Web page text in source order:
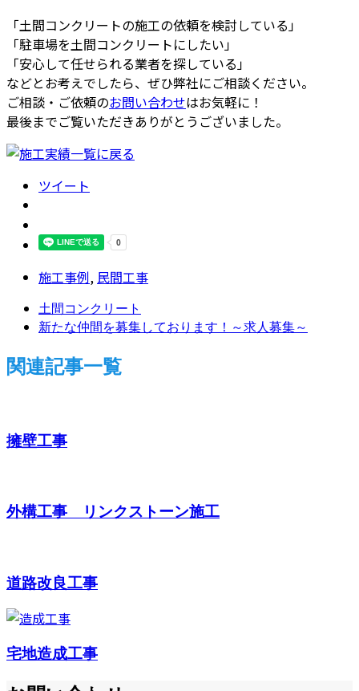
「土間コンクリートの施工の依頼を検討している」
「駐車場を土間コンクリートにしたい」
「安心して任せられる業者を探している」
などとお考えでしたら、ぜひ弊社にご相談ください。
ご相談・ご依頼のお問い合わせはお気軽に！
最後までご覧いただきありがとうございました。
ツイート
施工事例, 民間工事
土間コンクリート
新たな仲間を募集しております！～求人募集～
関連記事一覧
擁壁工事
外構工事 リンクストーン施工
道路改良工事
宅地造成工事